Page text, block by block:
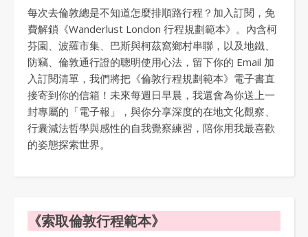
每次去倫敦總是不知道怎麼排順路行程？加入訂閱，免
費解鎖《Wanderlust London 行程規劃範本》。內含柯
芬園、波羅市集、巴斯與柯茲窩鄉村串聯，以及地鐵、
防竊、倫敦通行證的聰明使用心法，留下你的 Email 加
入訂閱清單，我們將把《倫敦行程規劃範本》電子書直
接寄到你的信箱！未來每週日早晨，我還會為你送上一
封專屬的「電子報」，與你分享深度的在地文化觀察、
行囊減法哲學與感性的自我覺察練習，陪你用我最喜歡
的姿態探索世界。
《索取倫敦行程範本》